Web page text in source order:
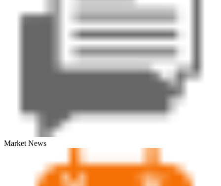
Market News